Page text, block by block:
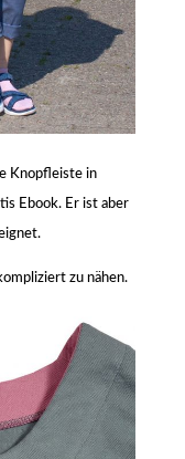
Knopfleiste in
Ebook. Er ist aber
zu nähen.